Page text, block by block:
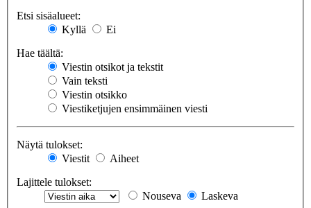
Etsi sisäalueet:
Kyllä
Ei
Hae täältä:
Viestin otsikot ja tekstit
Vain teksti
Viestin otsikko
Viestiketjujen ensimmäinen viesti
Näytä tulokset:
Viestit
Aiheet
Lajittele tulokset:
Nouseva
Laskeva